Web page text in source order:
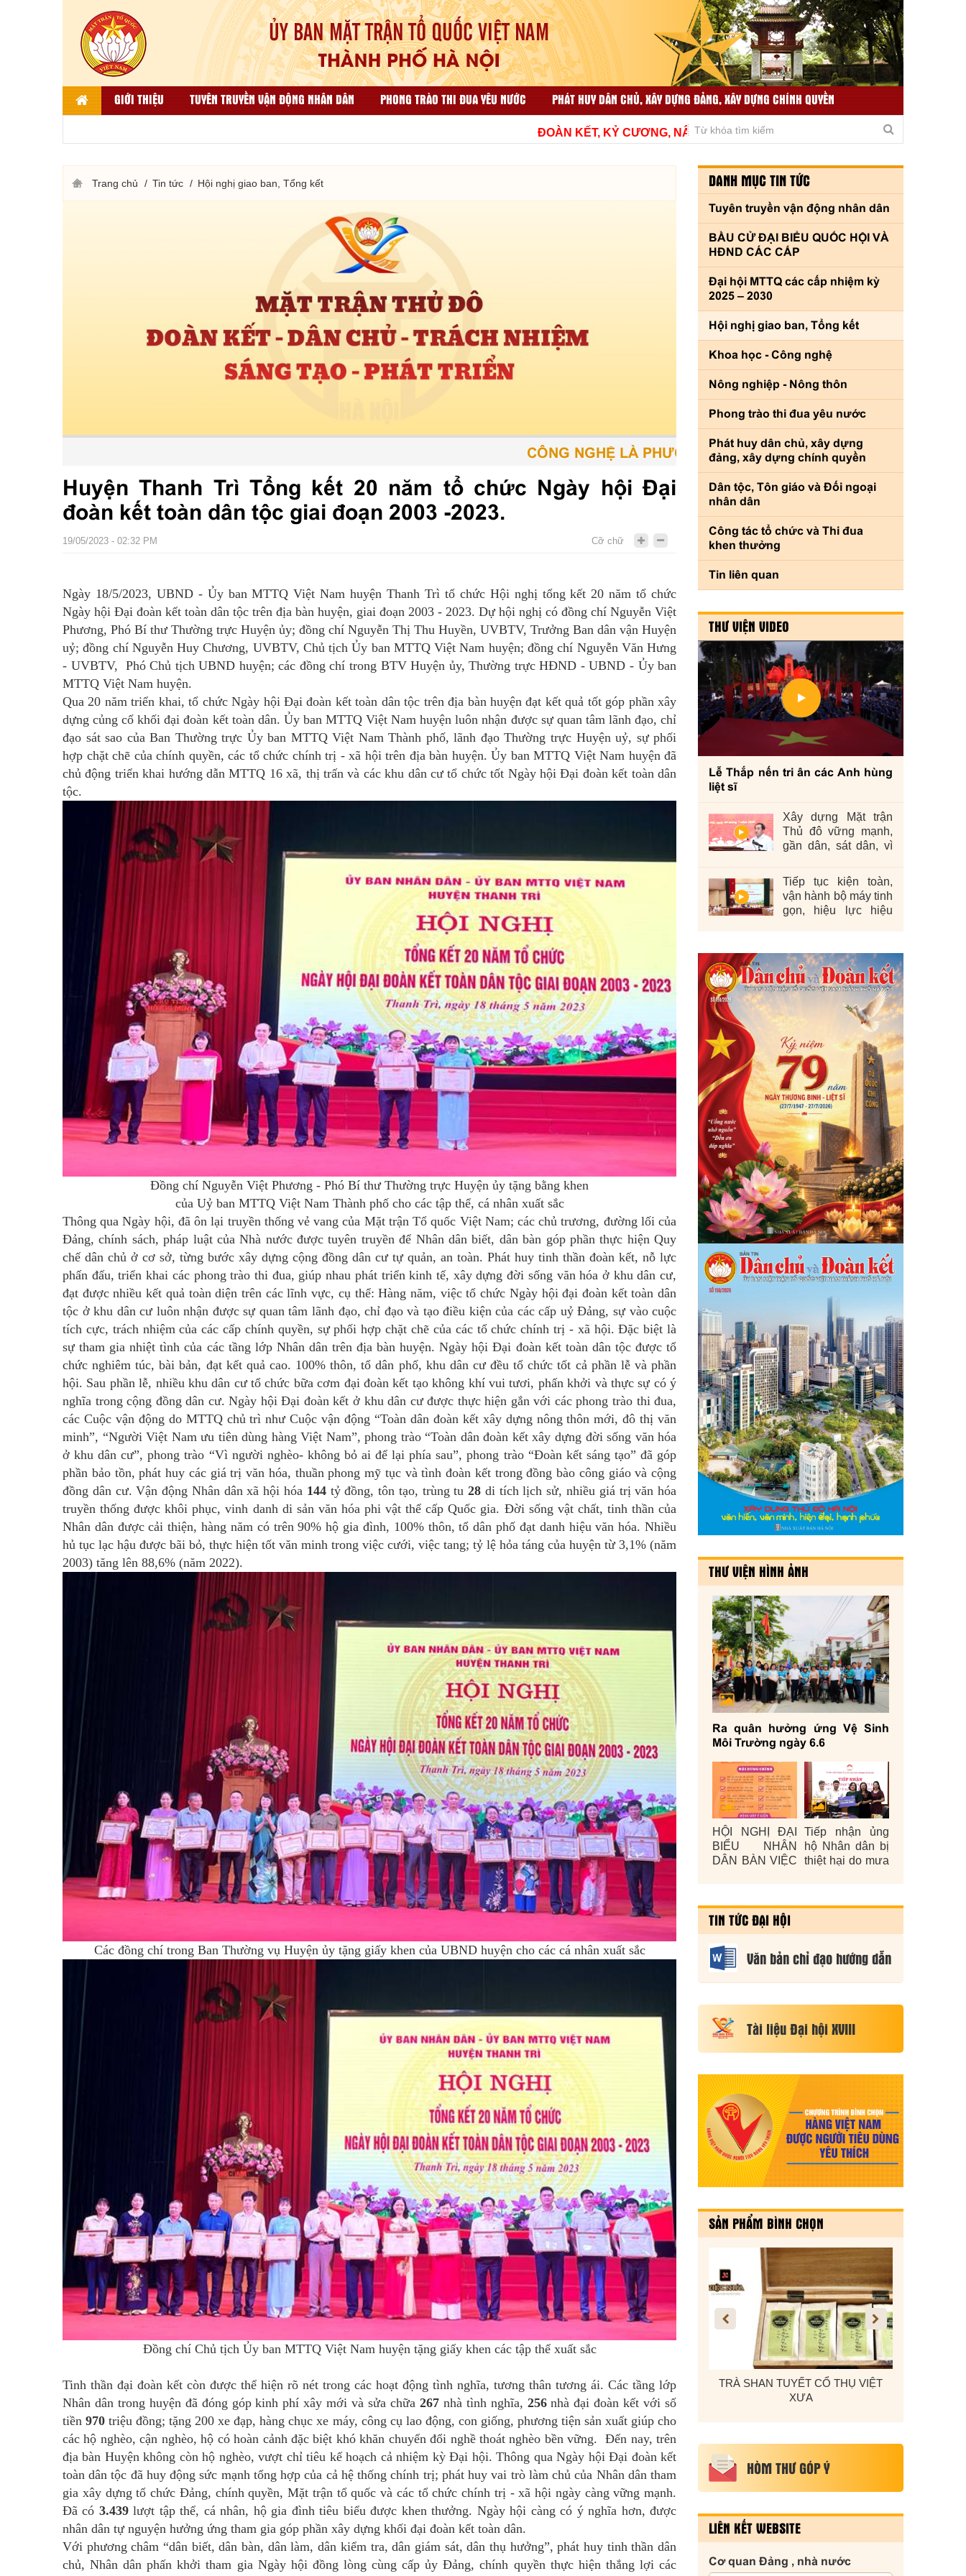
GIỚI THIỆU TUYÊN TRUYỀN VẬN ĐỘNG NHÂN DÂN PHONG TRÀO THI ĐUA YÊU NƯỚC
PHÁT HUY DÂN CHỦ, XÂY DỰNG ĐẢNG, XÂY DỰNG CHÍNH QUYỀN
CÔNG TÁC TỔ CHỨC VÀ THI ĐUA KHEN THƯỞNG TIN TỨC LIÊN QUAN
THƯ VIỆN VIDEO
ĐOÀN KẾT, KỶ CƯƠNG, NÂNG CAO CHẤT LƯỢNG, THÍCH ỨNG KỊP THỜI VÌ THỦ
Trang chủ Tin tức Hội nghị giao ban, Tổng kết
CÔNG NGHỆ LÀ PHƯƠNG TIỆN - CON NGƯỜI LÀ TRUNG TÂM -
Huyện Thanh Trì Tổng kết 20 năm tổ chức Ngày hội Đại
đoàn kết toàn dân tộc giai đoạn 2003 -2023.
19/05/2023 - 02:32 PM Cỡ chữ
Ngày 18/5/2023, UBND - Ủy ban MTTQ Việt Nam huyện Thanh Trì tổ chức Hội nghị tổng kết 20 năm tổ chức
Ngày hội Đại đoàn kết toàn dân tộc trên địa bàn huyện, giai đoạn 2003 - 2023. Dự hội nghị có đồng chí Nguyễn Việt
Phương, Phó Bí thư Thường trực Huyện ủy; đồng chí Nguyễn Thị Thu Huyền, UVBTV, Trưởng Ban dân vận Huyện
uỷ; đồng chí Nguyễn Huy Chương, UVBTV, Chủ tịch Ủy ban MTTQ Việt Nam huyện; đồng chí Nguyễn Văn Hưng
- UVBTV, Phó Chủ tịch UBND huyện; các đồng chí trong BTV Huyện ủy, Thường trực HĐND - UBND - Ủy ban
MTTQ Việt Nam huyện.
Qua 20 năm triển khai, tổ chức Ngày hội Đại đoàn kết toàn dân tộc trên địa bàn huyện đạt kết quả tốt góp phần xây
dựng củng cố khối đại đoàn kết toàn dân. Ủy ban MTTQ Việt Nam huyện luôn nhận được sự quan tâm lãnh đạo, chỉ
đạo sát sao của Ban Thường trực Ủy ban MTTQ Việt Nam Thành phố, lãnh đạo Thường trực Huyện uỷ, sự phối
hợp chặt chẽ của chính quyền, các tổ chức chính trị - xã hội trên địa bàn huyện. Ủy ban MTTQ Việt Nam huyện đã
chủ động triển khai hướng dẫn MTTQ 16 xã, thị trấn và các khu dân cư tổ chức tốt Ngày hội Đại đoàn kết toàn dân
tộc.
Đồng chí Nguyễn Việt Phương - Phó Bí thư Thường trực Huyện ủytặng bằng khen
của Uỷ ban MTTQ Việt Nam Thành phố cho các tập thể, cá nhân xuất sắc
Thông qua Ngày hội, đã ôn lại truyền thống vẻ vang của Mặt trận Tổ quốc Việt Nam; các chủ trương, đường lối của
Đảng, chính sách, pháp luật của Nhà nước được tuyên truyền để Nhân dân biết, dân bàn góp phần thực hiện Quy
chế dân chủ ở cơ sở, từng bước xây dựng cộng đồng dân cư tự quản, an toàn.Phát huy tinh thần đoàn kết, nỗ lực
phấn đấu, triển khai các phong trào thi đua, giúp nhau phát triển kinh tế, xây dựng đời sống văn hóa ở khu dân cư,
đạt được nhiều kết quả toàn diện trên các lĩnh vực, cụ thể: Hàng năm, việc tổ chức Ngày hội đại đoàn kết toàn dân
tộc ở khu dân cư luôn nhận được sự quan tâm lãnh đạo, chỉ đạo và tạo điều kiện của các cấp uỷ Đảng, sự vào cuộc
tích cực, trách nhiệm của các cấp chính quyền, sự phối hợp chặt chẽ của các tổ chức chính trị - xã hội. Đặc biệt là
sự tham gia nhiệt tình của các tầng lớp Nhân dân trên địa bàn huyện.Ngày hội Đại đoàn kết toàn dân tộc được tổ
chức nghiêm túc, bài bản, đạt kết quả cao. 100% thôn, tổ dân phố, khu dân cư đều tổ chức tốt cả phần lễ và phần
hội. Sau phần lễ, nhiều khu dân cư tổ chức bữa cơm đại đoàn kết tạo không khí vui tươi, phấn khởi và thực sự có ý
nghĩa trong cộng đồng dân cư. Ngày hội Đại đoàn kết ở khu dân cư được thực hiện gắn với các phong trào thi đua,
các Cuộc vận động do MTTQ chủ trì như Cuộc vận động “Toàn dân đoàn kết xây dựng nông thôn mới, đô thị văn
minh”, “Người Việt Nam ưu tiên dùng hàng Việt Nam”, phong trào “Toàn dân đoàn kết xây dựng đời sống văn hóa
ở khu dân cư”, phong trào “Vì người nghèo- không bỏ ai để lại phía sau”, phong trào “Đoàn kết sáng tạo” đã góp
phần bảo tồn, phát huy các giá trị văn hóa, thuần phong mỹ tục và tình đoàn kết trong đồng bào công giáo và cộng
đồng dân cư. Vận động Nhân dân xã hội hóa 144tỷ đồng, tôn tạo, trùng tu28 di tích lịch sử, nhiều giá trị văn hóa
truyền thống được khôi phục, vinh danh di sản văn hóa phi vật thể cấp Quốc gia. Đời sống vật chất, tinh thần của
Nhân dân được cải thiện, hàng năm có trên 90% hộ gia đình, 100% thôn, tổ dân phố đạt danh hiệu văn hóa. Nhiều
hủ tục lạc hậu được bãi bỏ, thực hiện tốt văn minh trong việc cưới, việc tang; tỷ lệ hỏa táng của huyện từ 3,1% (năm
2003) tăng lên 88,6% (năm 2022).
Các đồng chí trong Ban Thường vụ Huyện ủy tặng giấy khen của UBND huyện cho các cá nhân xuất sắc
Đồng chí Chủ tịch Ủy ban MTTQ Việt Nam huyện tặng giấy khen các tập thể xuất sắc
Tinh thần đại đoàn kết còn được thể hiện rõ nét trong các hoạt động tình nghĩa, tương thân tương ái. Các tầng lớp
Nhân dân trong huyện đã đóng góp kinh phí xây mới và sửa chữa 267nhà tình nghĩa, 256nhà đại đoàn kết với số
tiền 970 triệu đồng; tặng 200 xe đạp, hàng chục xe máy, công cụ lao động, con giống, phương tiện sản xuất giúp cho
các hộ nghèo, cận nghèo, hộ có hoàn cảnh đặc biệt khó khăn chuyển đổi nghề thoát nghèo bền vững. Đến nay, trên
địa bàn Huyện không còn hộ nghèo, vượt chỉ tiêu kế hoạch cả nhiệm kỳ Đại hội. Thông qua Ngày hội Đại đoàn kết
toàn dân tộc đã huy động sức mạnh tổng hợp của cả hệ thống chính trị; phát huy vai trò làm chủ của Nhân dân tham
gia xây dựng tổ chức Đảng, chính quyền, Mặt trận tổ quốc và các tổ chức chính trị - xã hội ngày càng vững mạnh.
Đã có 3.439lượt tập thể, cá nhân, hộ gia đình tiêu biểu được khen thưởng. Ngày hội càng có ý nghĩa hơn, được
nhân dân tự nguyện hưởng ứng tham gia góp phần xây dựng khối đại đoàn kết toàn dân.
Với phương châm “dân biết, dân bàn, dân làm, dân kiểm tra, dân giám sát, dân thụ hưởng”, phát huy tinh thần dân
chủ, Nhân dân phấn khởi tham gia Ngày hội đồng lòng cùng cấp ủy Đảng, chính quyền thực hiện thắng lợi các
DANH MỤC TIN TỨC
Tuyên truyền vận động nhân dân
BẦU CỬ ĐẠI BIỂU QUỐC HỘI VÀ
HĐND CÁC CẤP
Đại hội MTTQ các cấp nhiệm kỳ
2025 – 2030
Hội nghị giao ban, Tổng kết
Khoa học - Công nghệ
Nông nghiệp - Nông thôn
Phong trào thi đua yêu nước
Phát huy dân chủ, xây dựng
đảng, xây dựng chính quyền
Dân tộc, Tôn giáo và Đối ngoại
nhân dân
Công tác tổ chức và Thi đua
khen thưởng
Tin liên quan
THƯ VIỆN VIDEO
Lễ Thắp nến tri ân các Anh hùng
liệt sĩ
Xây dựng Mặt trận
Thủ đô vững mạnh,
gần dân, sát dân, vì
Tiếp tục kiện toàn,
vận hành bộ máy tinh
gọn, hiệu lực hiệu
THƯ VIỆN HÌNH ẢNH
Ra quân hưởng ứng Vệ Sinh
Môi Trường ngày 6.6
HỘI NGHỊ ĐẠI
BIỂU NHÂN
DÂN BÀN VIỆC
VĂN HÓA Ở
CƠ SỞ NĂM
2026
Tiếp nhận ủng
hộ Nhân dân bị
thiệt hại do mưa
TIN TỨC ĐẠI HỘI
Văn bản chỉ đạo hướng dẫn
Tài liệu Đại hội XVIII
SẢN PHẨM BÌNH CHỌN
BÁNH MỨT KẸO HÀ NỘI BÓNG ĐÈN RẠNG ĐÔNG
DÂY DÂN DỤNG, DÂY Ô TÔ, DÂY
XE MÁY, CÁP ĐIỆN CADI-SUN
TRÀ SHAN TUYẾT CỔ THỤ VIỆT
XƯA
HÒM THƯ GÓP Ý
LIÊN KẾT WEBSITE
Cơ quan Đảng , nhà nước